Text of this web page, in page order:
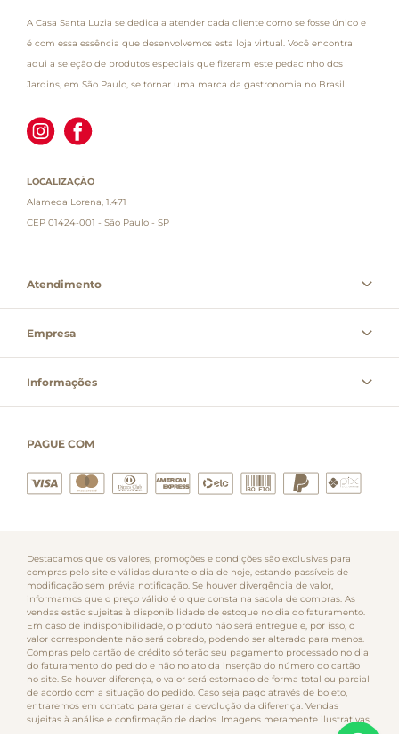
A Casa Santa Luzia se dedica a atender cada cliente como se fosse único e
é com essa essência que desenvolvemos esta loja virtual. Você encontra
aqui a seleção de produtos especiais que fizeram este pedacinho dos
Jardins, em São Paulo, se tornar uma marca da gastronomia no Brasil.
LOCALIZAÇÃO
Alameda Lorena, 1.471
CEP 01424-001 - São Paulo - SP
Atendimento
Empresa
Informações
PAGUE COM
Destacamos que os valores, promoções e condições são exclusivas para
compras pelo site e válidas durante o dia de hoje, estando passíveis de
modificação sem prévia notificação. Se houver divergência de valor,
informamos que o preço válido é o que consta na sacola de compras. As
vendas estão sujeitas à disponibilidade de estoque no dia do faturamento.
Em caso de indisponibilidade, o produto não será entregue e, por isso, o
valor correspondente não será cobrado, podendo ser alterado para menos.
Compras pelo cartão de crédito só terão seu pagamento processado no dia
do faturamento do pedido e não no ato da inserção do número do cartão
no site. Se houver diferença, o valor será estornado de forma total ou parcial
de acordo com a situação do pedido. Caso seja pago através de boleto,
entraremos em contato para gerar a devolução da diferença. Vendas
sujeitas à análise e confirmação de dados. Imagens meramente ilustrativas.